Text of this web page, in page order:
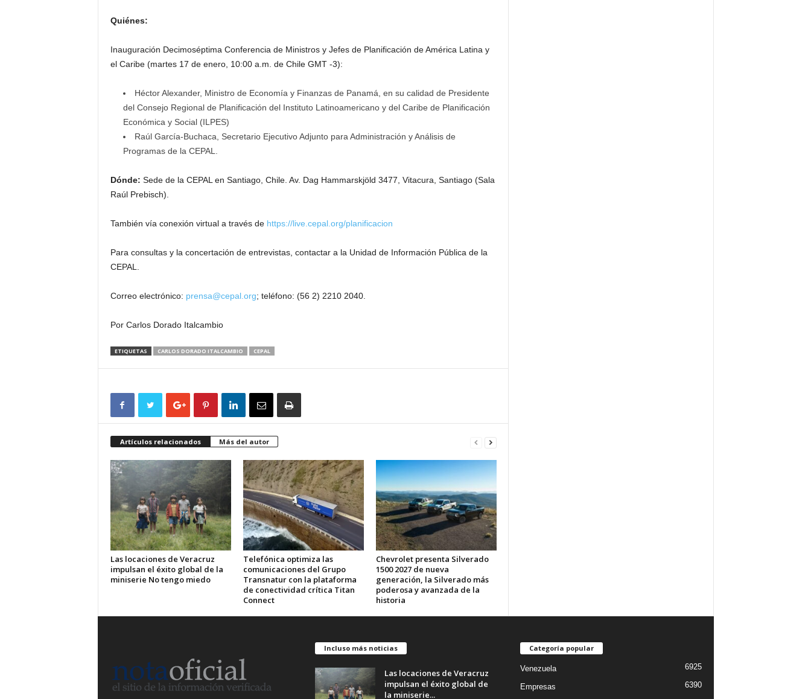
Quiénes:
Inauguración Decimoséptima Conferencia de Ministros y Jefes de Planificación de América Latina y
el Caribe (martes 17 de enero, 10:00 a.m. de Chile GMT -3):
Héctor Alexander, Ministro de Economía y Finanzas de Panamá, en su calidad de Presidente
del Consejo Regional de Planificación del Instituto Latinoamericano y del Caribe de Planificación
Económica y Social (ILPES)
Raúl García-Buchaca, Secretario Ejecutivo Adjunto para Administración y Análisis de
Programas de la CEPAL.
Dónde: Sede de la CEPAL en Santiago, Chile. Av. Dag Hammarskjöld 3477, Vitacura, Santiago (Sala
Raúl Prebisch).
También vía conexión virtual a través de https://live.cepal.org/planificacion
Para consultas y la concertación de entrevistas, contactar a la Unidad de Información Pública de la
CEPAL.
Correo electrónico: prensa@cepal.org; teléfono: (56 2) 2210 2040.
Por Carlos Dorado Italcambio
ETIQUETAS CARLOS DORADO ITALCAMBIO CEPAL
Artículos relacionados Más del autor
Las locaciones de Veracruz
impulsan el éxito global de la
miniserie No tengo miedo
Telefónica optimiza las
comunicaciones del Grupo
Transnatur con la plataforma
de conectividad crítica Titan
Connect
Chevrolet presenta Silverado
1500 2027 de nueva
generación, la Silverado más
poderosa y avanzada de la
historia
Incluso más noticias
Las locaciones de Veracruz
impulsan el éxito global de
la miniserie...
Categoría popular
Venezuela 6925
Empresas
6390